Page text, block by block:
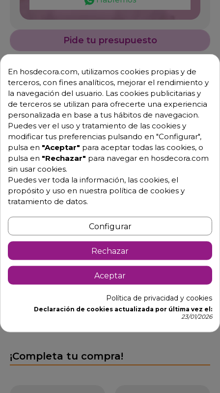
Pide tu presupuesto
Descripción Detalles de producto
Taburete de terraza o de barra
Zumarraga
Fabricado en madera de teka sin respaldo y con
Dimensiones: asiento 35 x 35 x 83 cm.
Asiento madera de teka.
ELDA
¡Completa tu compra!
En hosdecora.com, utilizamos cookies propias y de
terceros, con fines analíticos, mejorar el rendimiento y
la navegación del usuario. Las cookies publicitarias y
de terceros se utilizan para ofrecerte una experiencia
personalizada en base a tus hábitos de navegacion.
Puedes ver el uso y tratamiento de las cookies y
modificar tus preferencias pulsando en "Configurar",
pulsa en "Aceptar" para aceptar todas las cookies, o
pulsa en "Rechazar" para navegar en hosdecora.com
sin usar cookies.
Puedes ver toda la información, las cookies, el
propósito y uso en nuestra política de cookies y
tratamiento de datos.
Configurar
Rechazar
Aceptar
Política de privacidad y cookies
Declaración de cookies actualizada por última vez el:
23/01/2026